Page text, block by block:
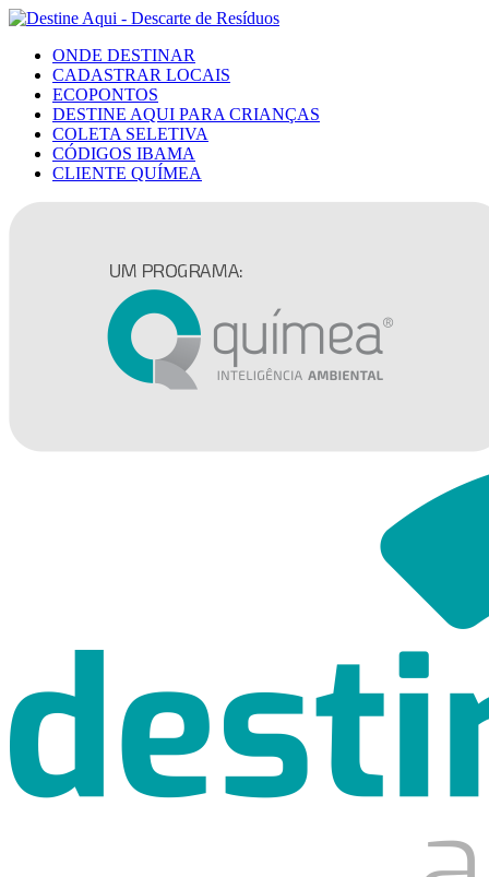
ONDE DESTINAR
CADASTRAR LOCAIS
ECOPONTOS
DESTINE AQUI PARA CRIANÇAS
COLETA SELETIVA
CÓDIGOS IBAMA
CLIENTE QUÍMEA